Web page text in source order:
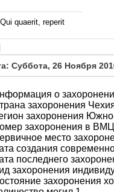
Qui quaerit, reperit
Суббота, 26 Ноября
о
захоронения
захоронения
захоронения в
место
создания
последнего
захоронения
захоронения